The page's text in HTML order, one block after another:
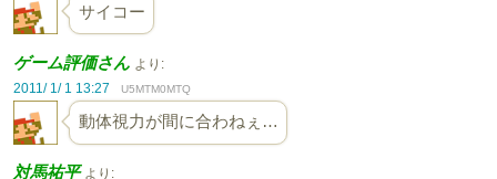
サイコー
ゲーム評価さん より:
2011/ 1/ 1 13:27
U5MTM0MTQ
動体視力が間に合わねぇ…
対馬祐平 より: